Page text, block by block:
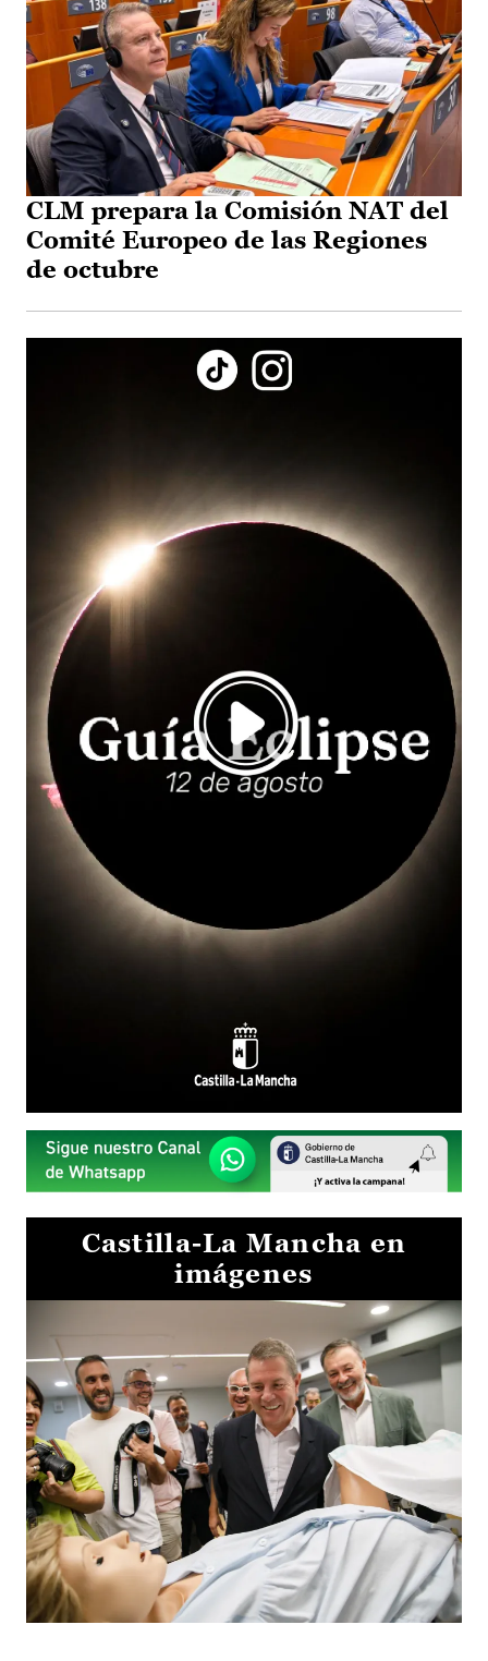
CLM prepara la Comisión NAT del
Comité Europeo de las Regiones
de octubre
Castilla-La Mancha en
imágenes